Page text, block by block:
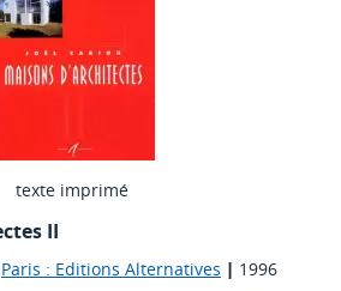
texte imprimé
II
Paris : Editions Alternatives | 1996